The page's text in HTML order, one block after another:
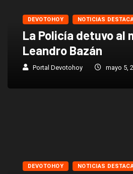
DEVOTOHOY NOTICIAS
La Policía detuvo al
Leandro Bazán
Portal Devotohoy mayo 5,
DEVOTOHOY NOTICIAS